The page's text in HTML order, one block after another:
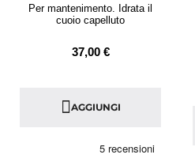
Per mantenimento. Idrata il
cuoio capelluto
37,00 €
AGGIUNGI